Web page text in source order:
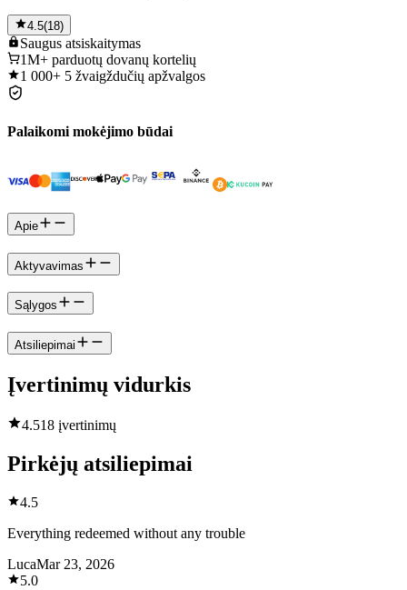
4.5(18)
Saugus atsiskaitymas
1M+ parduotų dovanų kortelių
1 000+ 5 žvaigždučių apžvalgos
Palaikomi mokėjimo būdai
Apie
Aktyvavimas
Sąlygos
Atsiliepimai
Įvertinimų vidurkis
4.518 įvertinimų
Pirkėjų atsiliepimai
4.5
Everything redeemed without any trouble
LucaMar 23, 2026
5.0